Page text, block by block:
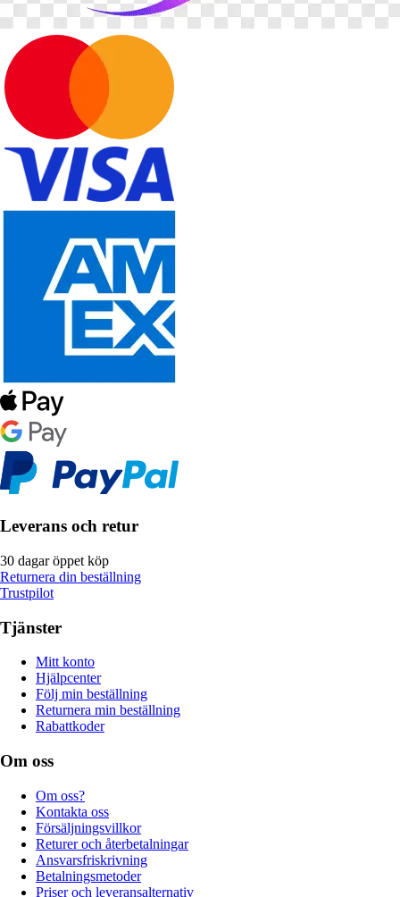
Leverans och retur
30 dagar öppet köp
Returnera din beställning
Trustpilot
Tjänster
Mitt konto
Hjälpcenter
Följ min beställning
Returnera min beställning
Rabattkoder
Om oss
Om oss?
Kontakta oss
Försäljningsvillkor
Returer och återbetalningar
Ansvarsfriskrivning
Betalningsmetoder
Priser och leveransalternativ